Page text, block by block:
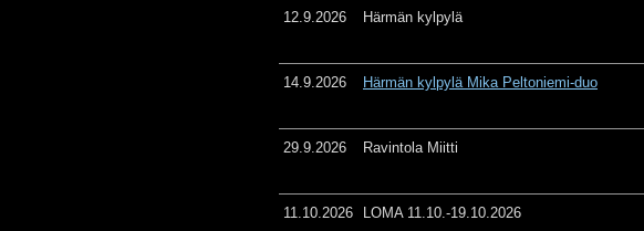
12.9.2026 Härmän kylpylä
14.9.2026 Härmän kylpylä Mika Peltoniemi-duo
29.9.2026 Ravintola Miitti
11.10.2026 LOMA 11.10.-19.10.2026